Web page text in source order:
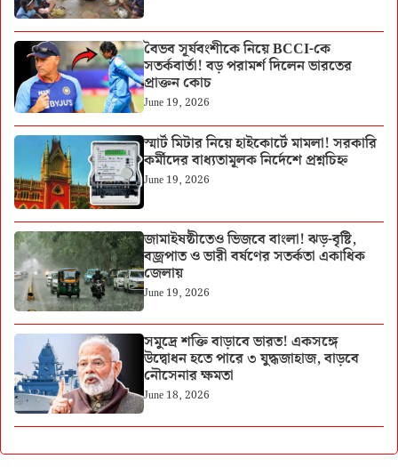
বৈভব সূর্যবংশীকে নিয়ে BCCI-কে
সতর্কবার্তা! বড় পরামর্শ দিলেন ভারতের
প্রাক্তন কোচ
June 19, 2026
স্মার্ট মিটার নিয়ে হাইকোর্টে মামলা! সরকারি
কর্মীদের বাধ্যতামূলক নির্দেশে প্রশ্নচিহ্ন
June 19, 2026
জামাইষষ্ঠীতেও ভিজবে বাংলা! ঝড়-বৃষ্টি,
বজ্রপাত ও ভারী বর্ষণের সতর্কতা একাধিক
জেলায়
June 19, 2026
সমুদ্রে শক্তি বাড়াবে ভারত! একসঙ্গে
উদ্বোধন হতে পারে ৩ যুদ্ধজাহাজ, বাড়বে
নৌসেনার ক্ষমতা
June 18, 2026